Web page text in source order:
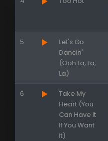
5
Let's Go
Dancin'
(Ooh La, La,
La)
6
Take My
Heart (You
Can Have It
If You Want
It)